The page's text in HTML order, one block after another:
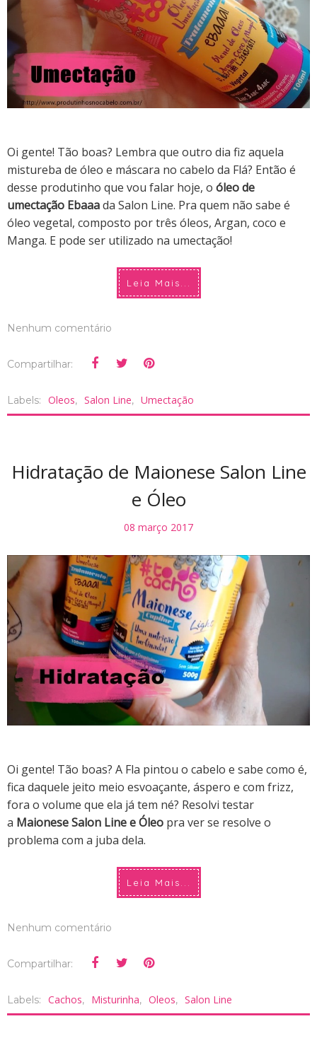
Oi gente! Tão boas? Lembra que outro dia fiz aquela
mistureba de óleo e máscara no cabelo da Flá? Então é
desse produtinho que vou falar hoje, o óleo de
umectação Ebaaada Salon Line. Pra quem não sabe é
óleo vegetal, composto por três óleos, Argan, coco e
Manga. E pode ser utilizado na umectação!
Leia Mais...
Nenhum comentário
Compartilhar:
Labels: Oleos, Salon Line, Umectação
Hidratação de Maionese Salon Line
e Óleo
08 março 2017
Oi gente! Tão boas? A Fla pintou o cabelo e sabe como é,
fica daquele jeito meio esvoaçante, áspero e com frizz,
fora o volume que ela já tem né? Resolvi testar
a Maionese Salon Line e Óleo pra ver se resolve o
problema com a juba dela.
Leia Mais...
Nenhum comentário
Compartilhar:
Labels: Cachos, Misturinha, Oleos, Salon Line